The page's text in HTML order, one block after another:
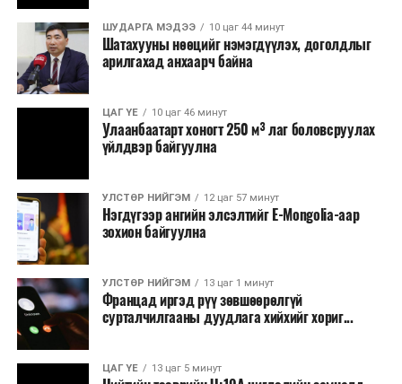
ШУДАРГА МЭДЭЭ 10 цаг 44 минут
Шатахууны нөөцийг нэмэгдүүлэх, доголдлыг
арилгахад анхаарч байна
ЦАГ ҮЕ 10 цаг 46 минут
Улаанбаатарт хоногт 250 м³ лаг боловсруулах
үйлдвэр байгуулна
УЛСТӨР НИЙГЭМ 12 цаг 57 минут
Нэгдүгээр ангийн элсэлтийг E-Mongolia-аар
зохион байгуулна
УЛСТӨР НИЙГЭМ 13 цаг 1 минут
Францад иргэд рүү зөвшөөрөлгүй
сурталчилгааны дуудлага хийхийг хориг...
ЦАГ ҮЕ 13 цаг 5 минут